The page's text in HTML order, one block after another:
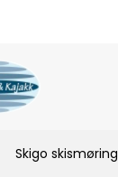
Skigo skismøring